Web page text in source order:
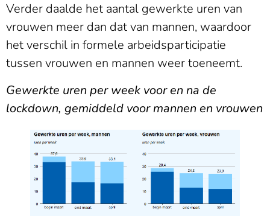
Verder daalde het aantal gewerkte uren van
vrouwen meer dan dat van mannen, waardoor
het verschil in formele arbeidsparticipatie
tussen vrouwen en mannen weer toeneemt.
Gewerkte uren per week voor en na de
lockdown, gemiddeld voor mannen en vrouwen